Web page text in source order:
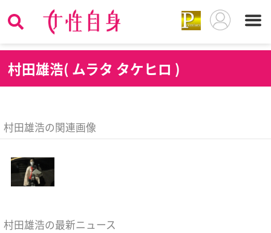
村田雄浩( ムラタ タケヒロ )
村田雄浩の関連画像
村田雄浩の最新ニュース